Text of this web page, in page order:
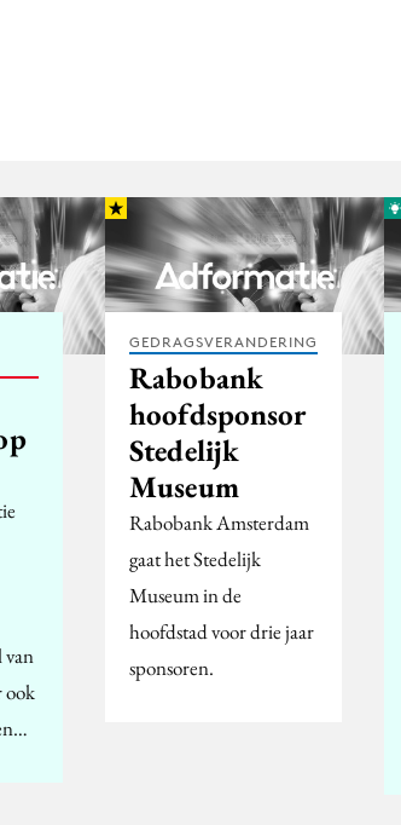
van
ook
GEDRAGSVERANDERING
Rabobank
hoofdsponsor
Stedelijk
Museum
Rabobank Amsterdam
gaat het Stedelijk
Museum in de
hoofdstad voor drie jaar
sponsoren.